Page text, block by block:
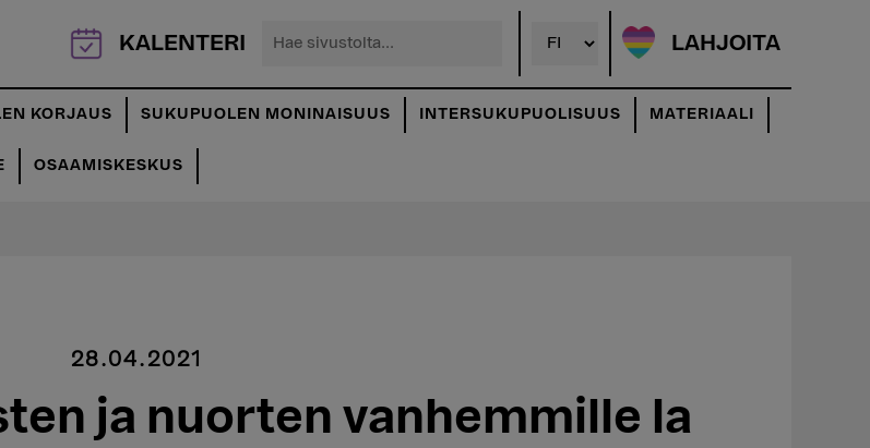
LAHJOITA
Hae
KALENTERI
KORJAUS SUKUPUOLEN MONINAISUUS INTERSUKUPUOLISUUS MATERIAALI
OSAAMISKESKUS
28.04.2021
ja nuorten vanhemmille la